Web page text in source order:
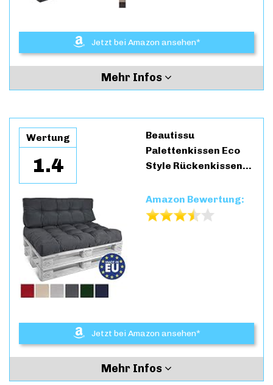
Jetzt bei Amazon ansehen*
Mehr Infos
Wertung
1.4
Beautissu
Palettenkissen Eco
Style Rückenkissen…
Amazon Bewertung:
Jetzt bei Amazon ansehen*
Mehr Infos